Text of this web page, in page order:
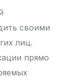
своими
лиц.
прямо